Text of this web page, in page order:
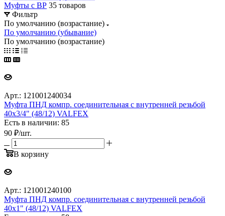
Муфты с ВР 35 товаров
Фильтр
По умолчанию (возрастание)
По умолчанию (убывание)
По умолчанию (возрастание)
Арт.: 121001240034
Муфта ПНД компр. соединительная c внутренней резьбой
40х3/4" (48/12) VALFEX
Есть в наличии: 85
90 ₽/шт.
В корзину
Арт.: 121001240100
Муфта ПНД компр. соединительная c внутренней резьбой
40х1" (48/12) VALFEX